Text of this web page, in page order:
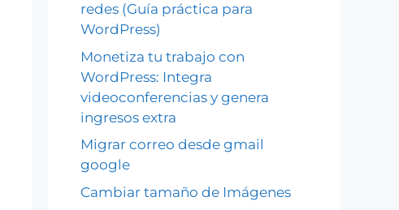
redes (Guía práctica para
WordPress)
Monetiza tu trabajo con
WordPress: Integra
videoconferencias y genera
ingresos extra
Migrar correo desde gmail
google
Cambiar tamaño de Imágenes